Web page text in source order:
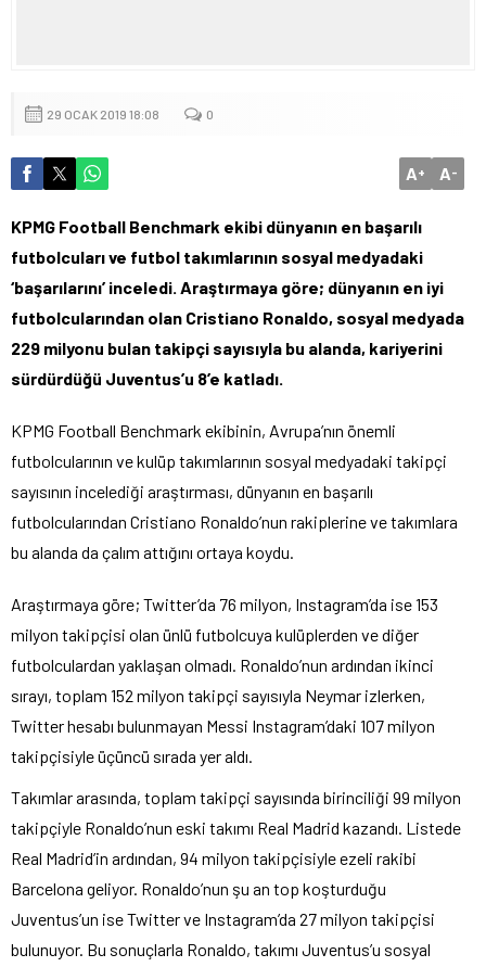
29 OCAK 2019 18:08 0
A+ A-
KPMG Football Benchmark ekibi dünyanın en başarılı
futbolcuları ve futbol takımlarının sosyal medyadaki
‘başarılarını’ inceledi. Araştırmaya göre; dünyanın en iyi
futbolcularından olan Cristiano Ronaldo, sosyal medyada
229 milyonu bulan takipçi sayısıyla bu alanda, kariyerini
sürdürdüğü Juventus’u 8’e katladı.
KPMG Football Benchmark ekibinin, Avrupa’nın önemli
futbolcularının ve kulüp takımlarının sosyal medyadaki takipçi
sayısının incelediği araştırması, dünyanın en başarılı
futbolcularından Cristiano Ronaldo’nun rakiplerine ve takımlara
bu alanda da çalım attığını ortaya koydu.
Araştırmaya göre; Twitter’da 76 milyon, Instagram’da ise 153
milyon takipçisi olan ünlü futbolcuya kulüplerden ve diğer
futbolculardan yaklaşan olmadı. Ronaldo’nun ardından ikinci
sırayı, toplam 152 milyon takipçi sayısıyla Neymar izlerken,
Twitter hesabı bulunmayan Messi Instagram’daki 107 milyon
takipçisiyle üçüncü sırada yer aldı.
Takımlar arasında, toplam takipçi sayısında birinciliği 99 milyon
takipçiyle Ronaldo’nun eski takımı Real Madrid kazandı. Listede
Real Madrid’in ardından, 94 milyon takipçisiyle ezeli rakibi
Barcelona geliyor. Ronaldo’nun şu an top koşturduğu
Juventus’un ise Twitter ve Instagram’da 27 milyon takipçisi
bulunuyor. Bu sonuçlarla Ronaldo, takımı Juventus’u sosyal